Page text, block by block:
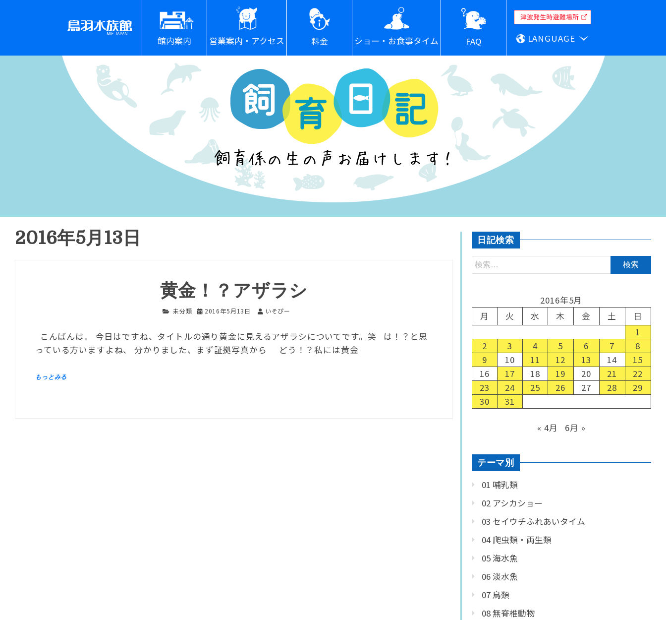
館内案内 営業案内・アクセス 料金 ショー・お食事タイム FAQ LANGUAGE
2016年5月13日
黄金！？アザラシ
未分類 2016年5月13日 いそぴー
こんばんは。 今日はですね、タイトルの通り黄金に見えるアザラシについてです。笑 は！？と思
っている方いますよね、 分かりました、まず証拠写真から どう！？私には黄金
日記検索
2016年5月
月
火 水 木 金 土
日
1
2
3 4 5 6 7
8
9
10 11 12 13 14
15
16
17 18 19 20 21
22
23
24 25 26 27 28
29
30
31
« 4月 6月 »
テーマ別
01 哺乳類
02 アシカショー
03 セイウチふれあいタイム
04 爬虫類・両生類
05 海水魚
06 淡水魚
07 鳥類
08 無脊椎動物